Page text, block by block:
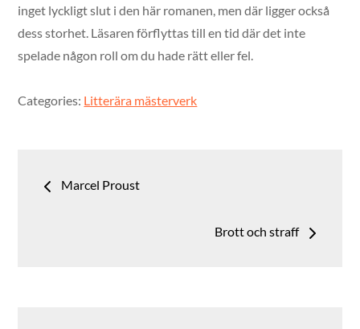
inget lyckligt slut i den här romanen, men där ligger också
dess storhet. Läsaren förflyttas till en tid där det inte
spelade någon roll om du hade rätt eller fel.
Categories: Litterära mästerverk
Inläggsnavigering
Marcel Proust
Brott och straff